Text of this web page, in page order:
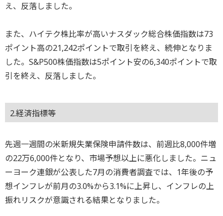
え、反落しました。
また、ハイテク株比率が高いナスダック総合株価指数は73
ポイント高の21,242ポイントで取引を終え、続伸となりま
した。S&P500株価指数は5ポイント安の6,340ポイントで取
引を終え、反落しました。
2.経済指標等
先週一週間の米新規失業保険申請件数は、前週比8,000件増
の22万6,000件となり、市場予想以上に悪化しました。ニュ
ーヨーク連銀が公表した7月の消費者調査では、1年後の予
想インフレが前月の3.0%から3.1%に上昇し、インフレの上
振れリスクが意識される結果となりました。